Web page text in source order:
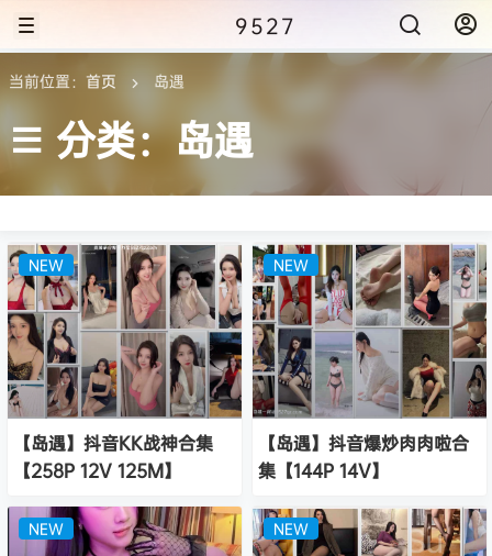
9527
当前位置： 首页 岛遇
分类：岛遇
【岛遇】抖音KK战神合集
【258P 12V 125M】
NEW
【岛遇】抖音爆炒肉肉啦合
集【144P 14V】
NEW
NEW NEW